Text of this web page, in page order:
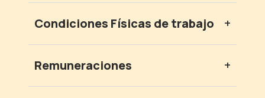
Condiciones Físicas de trabajo +
Remuneraciones +